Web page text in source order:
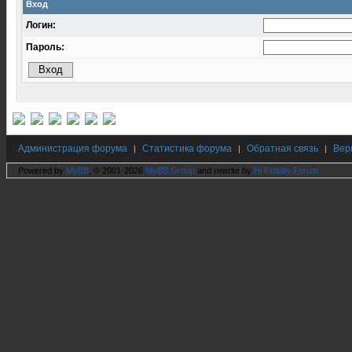
Вход
Логин:
Пароль:
Администрация форума | Статистика форума | Обратная связь |
Powered by MyBB , © 2001-2026 MyBB Group and rewrite by Hi Fidelity Forum